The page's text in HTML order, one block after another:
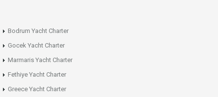
Bodrum Yacht Charter
Gocek Yacht Charter
Marmaris Yacht Charter
Fethiye Yacht Charter
Greece Yacht Charter